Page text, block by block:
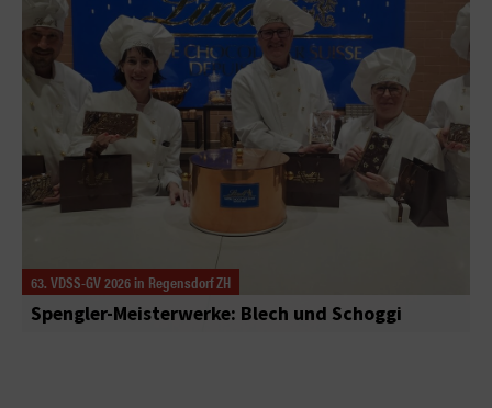
63. VDSS-GV 2026 in Regensdorf ZH
Spengler-Meisterwerke: Blech und Schoggi